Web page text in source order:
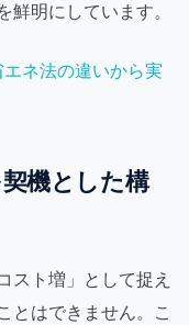
鮮明にしています。
ネ法の違いから実
機とした構
スト増」として捉え
とはできません。こ